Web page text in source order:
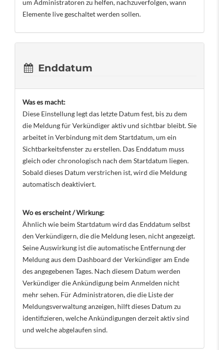
um Administratoren zu helfen, nachzuverfolgen, wann
Elemente live geschaltet werden sollen.
Enddatum
Was es macht:
Diese Einstellung legt das letzte Datum fest, bis zu dem
die Meldung für Verkündiger aktiv und sichtbar bleibt. Sie
arbeitet in Verbindung mit dem Startdatum, um ein
Sichtbarkeitsfenster zu erstellen. Das Enddatum muss
gleich oder chronologisch nach dem Startdatum liegen.
Sobald dieses Datum verstrichen ist, wird die Meldung
automatisch deaktiviert.
Wo es erscheint / Wirkung:
Ähnlich wie beim Startdatum wird das Enddatum selbst
den Verkündigern, die die Meldung lesen, nicht angezeigt.
Seine Auswirkung ist die automatische Entfernung der
Meldung aus dem Dashboard der Verkündiger am Ende
des angegebenen Tages. Nach diesem Datum werden
Verkündiger die Ankündigung beim Anmelden nicht
mehr sehen. Für Administratoren, die die Liste der
Meldungsverwaltung anzeigen, hilft dieses Datum zu
identifizieren, welche Ankündigungen derzeit aktiv sind
und welche abgelaufen sind.